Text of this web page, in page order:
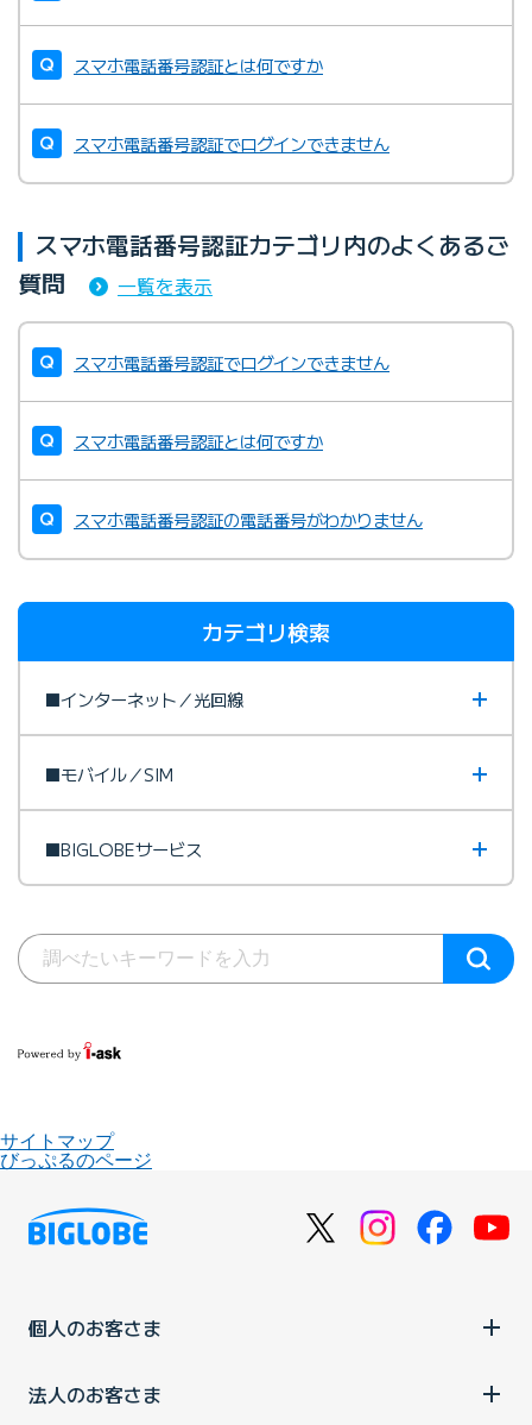
スマホ電話番号認証とは何ですか
スマホ電話番号認証でログインできません
スマホ電話番号認証カテゴリ内のよくあるご
質問
一覧を表示
スマホ電話番号認証でログインできません
スマホ電話番号認証とは何ですか
スマホ電話番号認証の電話番号がわかりません
カテゴリ検索
■インターネット／光回線
■モバイル／SIM
■BIGLOBEサービス
サイトマップ
びっぷるのページ
個人のお客さま
法人のお客さま